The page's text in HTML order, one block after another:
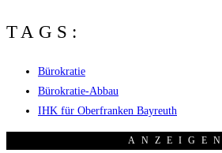
TAGS:
Bürokratie
Bürokratie-Abbau
IHK für Oberfranken Bayreuth
ANZEI­GEN